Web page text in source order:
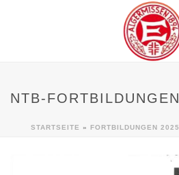
NTB-FORTBILDUNGEN
STARTSEITE » FORTBILDUNGEN 2025